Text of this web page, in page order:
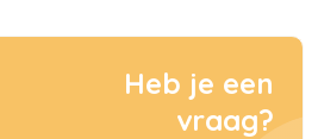
Heb je een
vraag?